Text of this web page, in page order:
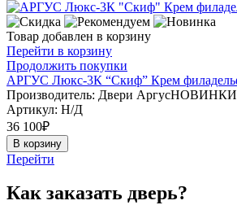
Товар добавлен в корзину
Перейти в корзину
Продолжить покупки
АРГУС Люкс-3К “Скиф” Крем
Производитель: Двери АргусНОВИНКИ
Артикул: Н/Д
36 100₽
В корзину
Перейти
Как заказать дверь?